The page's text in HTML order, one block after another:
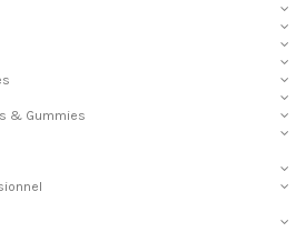
& Gummies